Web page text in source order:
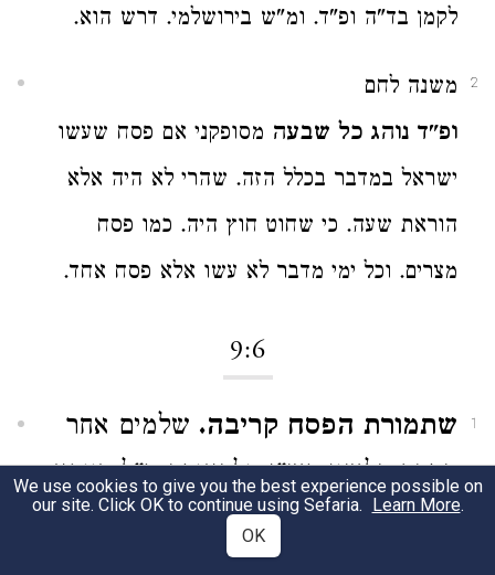
לקמן בד"ה ופ"ד. ומ"ש בירושלמי. דרש הוא.
2
משנה לחם
ופ"ד נוהג כל שבעה מסופקני אם פסח שעשו
ישראל במדבר בכלל הזה. שהרי לא היה אלא
הוראת שעה. כי שחוט חוץ היה. כמו פסח
מצרים. וכל ימי מדבר לא עשו אלא פסח אחד.
9:6
1 שתמורת הפסח קריבה. שלמים אחר
הפסח כלשון רש"י. ולכאורה ר"ל דווקא
אחר הפסח ולא ידעתי למה כו' ואפילו
We use cookies to give you the best experience possible on
our site. Click OK to continue using Sefaria. Learn More.
OK